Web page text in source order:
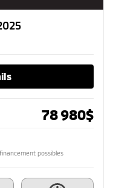
78 980$
possibles